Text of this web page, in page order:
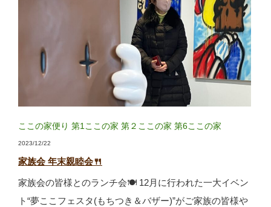
ここの家便り 第1ここの家 第２ここの家 第6ここの家
2023/12/22
家族会 年末親睦会🍴
家族会の皆様とのランチ会🍽 12月に行われた一大イベン
ト“夢ここフェスタ(もちつき＆バザー)”がご家族の皆様や